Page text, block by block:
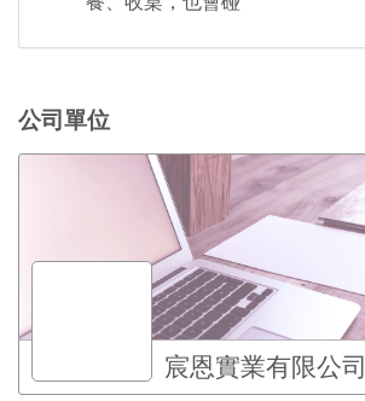
公司單位
宸恩實業有限公司